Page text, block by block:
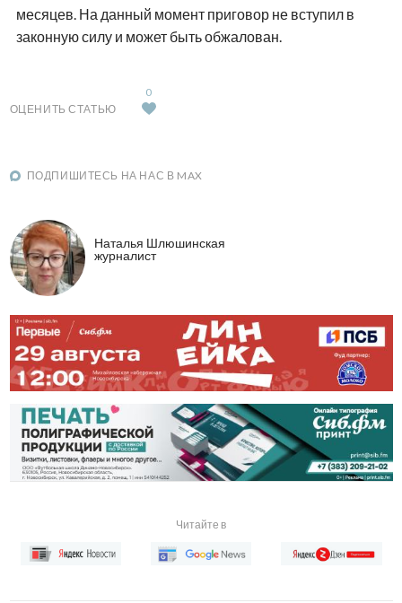
месяцев. На данный момент приговор не вступил в
законную силу и может быть обжалован.
ОЦЕНИТЬ СТАТЬЮ
0
ПОДПИШИТЕСЬ НА НАС В MAX
Наталья Шлюшинская
журналист
Читайте в